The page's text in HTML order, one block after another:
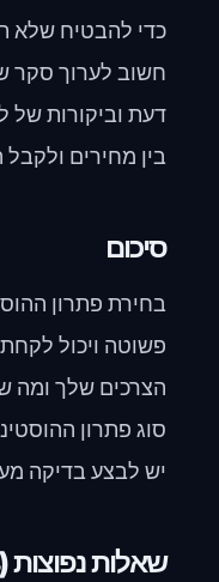
כדי להבטיח שלא
חשוב לערוך סקר
דעת וביקורות של
בין מחירים
סיכום
בחירת פתרון
פשוטה ויכול
הצרכים שלך ומה
סוג פתרון
יש לבצע בדיקה
שאלות נפוצות (FAQs)